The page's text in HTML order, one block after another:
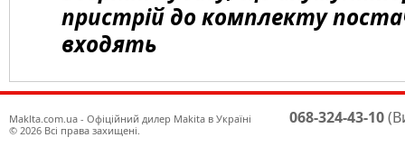
пристрій до комплекту
входять
Maklta.com.ua - Офіційний дилер Makita в Україні
© 2026 Всі права захищені.
068-324-43-10